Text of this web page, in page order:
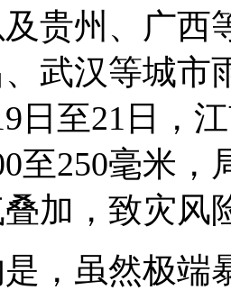
贵州、广西
武汉等城市
日至21日，
至250毫米
加，致灾风
，虽然极端